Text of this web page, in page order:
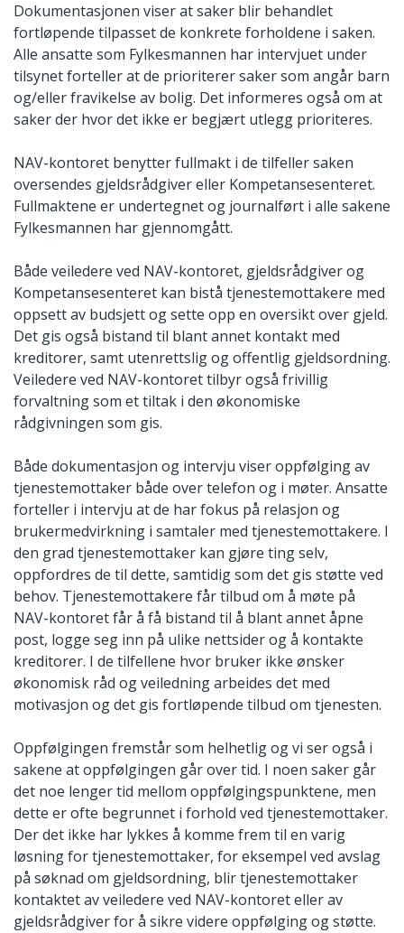
Dokumentasjonen viser at saker blir behandlet
fortløpende tilpasset de konkrete forholdene i saken.
Alle ansatte som Fylkesmannen har intervjuet under
tilsynet forteller at de prioriterer saker som angår barn
og/eller fravikelse av bolig. Det informeres også om at
saker der hvor det ikke er begjært utlegg prioriteres.
NAV-kontoret benytter fullmakt i de tilfeller saken
oversendes gjeldsrådgiver eller Kompetansesenteret.
Fullmaktene er undertegnet og journalført i alle sakene
Fylkesmannen har gjennomgått.
Både veiledere ved NAV-kontoret, gjeldsrådgiver og
Kompetansesenteret kan bistå tjenestemottakere med
oppsett av budsjett og sette opp en oversikt over gjeld.
Det gis også bistand til blant annet kontakt med
kreditorer, samt utenrettslig og offentlig gjeldsordning.
Veiledere ved NAV-kontoret tilbyr også frivillig
forvaltning som et tiltak i den økonomiske
rådgivningen som gis.
Både dokumentasjon og intervju viser oppfølging av
tjenestemottaker både over telefon og i møter. Ansatte
forteller i intervju at de har fokus på relasjon og
brukermedvirkning i samtaler med tjenestemottakere. I
den grad tjenestemottaker kan gjøre ting selv,
oppfordres de til dette, samtidig som det gis støtte ved
behov. Tjenestemottakere får tilbud om å møte på
NAV-kontoret får å få bistand til å blant annet åpne
post, logge seg inn på ulike nettsider og å kontakte
kreditorer. I de tilfellene hvor bruker ikke ønsker
økonomisk råd og veiledning arbeides det med
motivasjon og det gis fortløpende tilbud om tjenesten.
Oppfølgingen fremstår som helhetlig og vi ser også i
sakene at oppfølgingen går over tid. I noen saker går
det noe lenger tid mellom oppfølgingspunktene, men
dette er ofte begrunnet i forhold ved tjenestemottaker.
Der det ikke har lykkes å komme frem til en varig
løsning for tjenestemottaker, for eksempel ved avslag
på søknad om gjeldsordning, blir tjenestemottaker
kontaktet av veiledere ved NAV-kontoret eller av
gjeldsrådgiver for å sikre videre oppfølging og støtte.